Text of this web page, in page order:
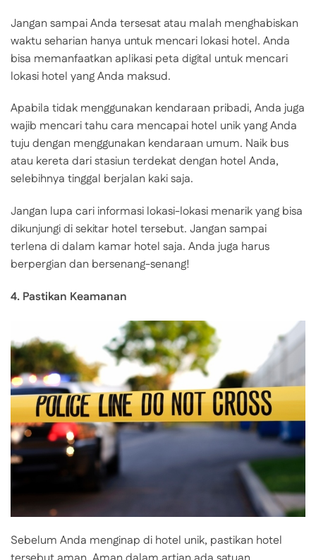
Jangan sampai Anda tersesat atau malah menghabiskan
waktu seharian hanya untuk mencari lokasi hotel. Anda
bisa memanfaatkan aplikasi peta digital untuk mencari
lokasi hotel yang Anda maksud.
Apabila tidak menggunakan kendaraan pribadi, Anda juga
wajib mencari tahu cara mencapai hotel unik yang Anda
tuju dengan menggunakan kendaraan umum. Naik bus
atau kereta dari stasiun terdekat dengan hotel Anda,
selebihnya tinggal berjalan kaki saja.
Jangan lupa cari informasi lokasi-lokasi menarik yang bisa
dikunjungi di sekitar hotel tersebut. Jangan sampai
terlena di dalam kamar hotel saja. Anda juga harus
berpergian dan bersenang-senang!
4. Pastikan Keamanan
Sebelum Anda menginap di hotel unik, pastikan hotel